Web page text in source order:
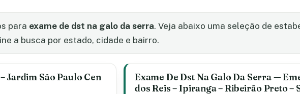
para exame de dst na galo da serra. Veja abaixo uma seleção de
a busca por estado, cidade e bairro.
Jardim São Paulo Cen
Exame De Dst Na Galo Da Serra —
dos Reis – Ipiranga – Ribeirão Preto –